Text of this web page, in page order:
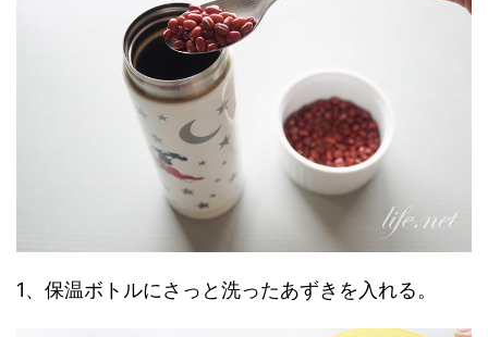
1、保温ボトルにさっと洗ったあずきを入れる。